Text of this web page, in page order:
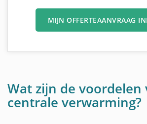
MIJN OFFERTEAANVRAAG
Wat zijn de voordelen
centrale verwarming?